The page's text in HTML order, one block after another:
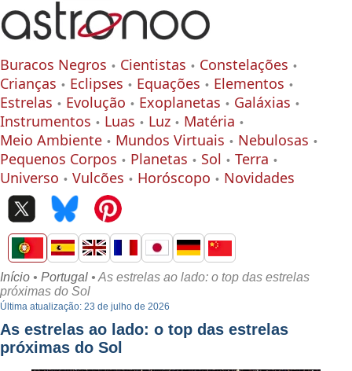
Buracos Negros Cientistas
Constelações
Crianças
Eclipses Equações
Elementos
Estrelas
Evolução Exoplanetas
Galáxias
Instrumentos
Luas Luz
Matéria
Meio Ambiente
Mundos Virtuais
Nebulosas
Pequenos Corpos
Planetas Sol
Terra
Universo
Vulcões Horóscopo Novidades
Início • Portugal • As estrelas ao lado: o top das estrelas
próximas do Sol
Última atualização: 23 de julho de 2026
As estrelas ao lado: o top das estrelas
próximas do Sol